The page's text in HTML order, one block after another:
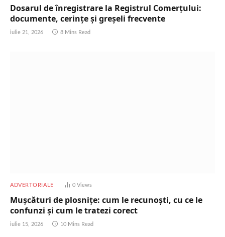
Dosarul de înregistrare la Registrul Comerțului:
documente, cerințe și greșeli frecvente
iulie 21, 2026 8 Mins Read
ADVERTORIALE 0 Views
Mușcături de plosnițe: cum le recunoști, cu ce le
confunzi și cum le tratezi corect
iulie 15, 2026 10 Mins Read